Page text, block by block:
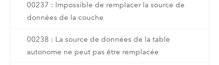
00237 : Impossible de remplacer la source de
données de la couche
00238 : La source de données de la table
autonome ne peut pas être remplacée